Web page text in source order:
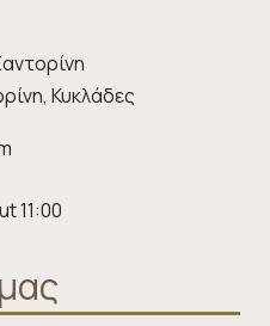
Κυκλάδες
11:00